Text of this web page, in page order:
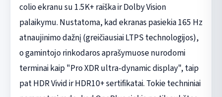
colio ekranu su 1.5K+ raiška ir Dolby Vision
palaikymu. Nustatoma, kad ekranas pasiekia 165 Hz
atnaujinimo dažnį (greičiausiai LTPS technologijos),
o gamintojo rinkodaros aprašymuose nurodomi
terminai kaip "Pro XDR ultra-dynamic display", taip
pat HDR Vivid ir HDR10+ sertifikatai. Tokie techniniai